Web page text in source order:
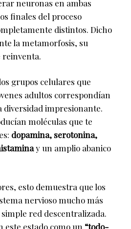
neuronas en ambas
finales del proceso
distintos. Dicho
la metamorfosis, su
reinventa.
grupos celulares que
adultos correspondían
diversidad impresionante.
moléculas que te
dopamina, serotonina,
y un amplio abanico
esto demuestra que los
nervioso mucho más
red descentralizada.
este estado como un “todo-